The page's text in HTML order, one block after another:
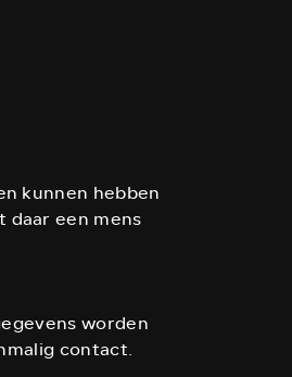
kunnen hebben
een mens
worden
contact.